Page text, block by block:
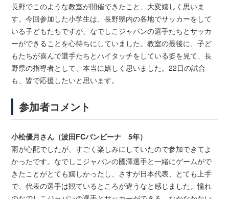
長野でこのような教室が開催できたこと、大変嬉しく思いま
す。今回参加した小学生は、長野県内の各地でサッカーをして
いる子どもたちですが、なでしこジャパンの選手たちとサッカ
ーができることを心待ちにしていました。教室の最後に、子ど
もたちが喜んで選手たちとハイタッチをしている姿を見て、長
野県の指導者として、本当に嬉しく思いました。22日の試合
も、皆で応援したいと思います。
参加者コメント
小松優月さん（波田FCバンビーナ 5年）
雨が心配でしたが、すごく楽しみにしていたので参加できてよ
かったです。なでしこジャパンの國澤選手と一緒にゲームがで
きたことがとても嬉しかったし、さすが日本代表、とても上手
で、代表の選手は観ているところが違うなと感じました。憧れ